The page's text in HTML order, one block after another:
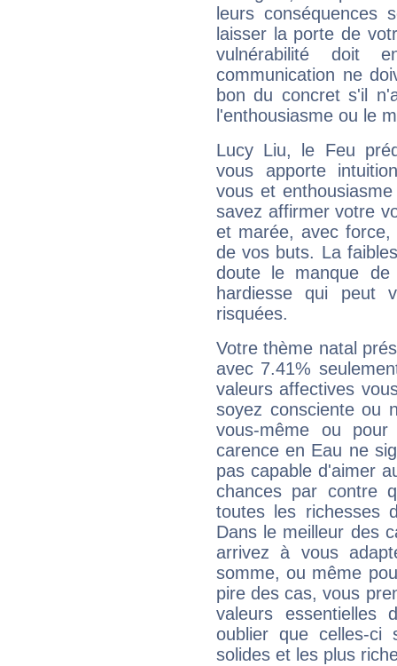
leurs conséquences
laisser la porte de
vulnérabilité doit
communication ne
bon du concret s'il
l'enthousiasme ou le
Lucy Liu, le Feu
vous apporte
vous et
savez affirmer votre
et marée, avec
de vos buts. La
doute le manque
hardiesse qui peut
risquées.
Votre thème natal
avec 7.41%
valeurs affectives
soyez consciente ou
vous-même ou
carence en Eau ne
pas capable d'aimer
chances par contre
toutes les richesses
Dans le meilleur des
arrivez à vous
somme, ou même
pire des cas, vous
valeurs
oublier que celles-
solides et les plus